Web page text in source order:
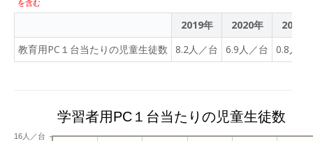
を含む
2019年 2020年
2021年
教育用PC１台当たりの児童生徒数
8.2人／台 6.9人／台 0.8人／
学習者用PC１台当たりの児童生徒数
16人／台